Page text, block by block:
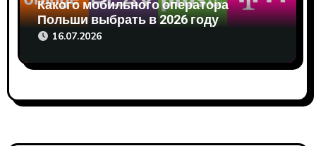
Какого мобильного оператора
Польши выбрать в 2026 году
16.07.2026